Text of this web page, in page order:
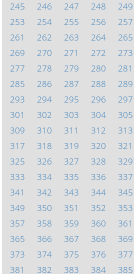
245
246 247 248 249
253
254 255 256 257
261
262 263 264 265
269
270 271 272 273
277
278 279 280 281
285
286 287 288 289
293
294 295 296 297
301
302 303 304 305
309
310 311 312 313
317
318 319 320 321
325
326 327 328 329
333
334 335 336 337
341
342 343 344 345
349
350 351 352 353
357
358 359 360 361
365
366 367 368 369
373
374 375 376 377
381
382 383 384 385